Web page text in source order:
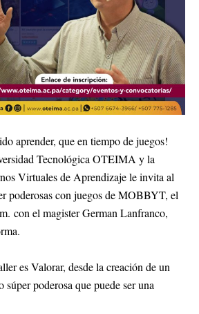
aprender, que en tiempo de juegos!
Tecnológica OTEIMA y la
Virtuales de Aprendizaje le invita al
poderosas con juegos de MOBBYT, el
con el magister German Lanfranco,
es Valorar, desde la creación de un
poderosa que puede ser una